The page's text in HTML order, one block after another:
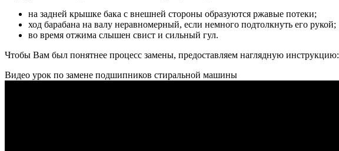
на задней крышке бака с внешней стороны образуются ржавые потеки;
ход барабана на валу неравномерный, если немного подтолкнуть его рукой;
во время отжима слышен свист и сильный гул.
Чтобы Вам был понятнее процесс замены, предоставляем наглядную инструкцию:
Видео урок по замене подшипников стиральной машины